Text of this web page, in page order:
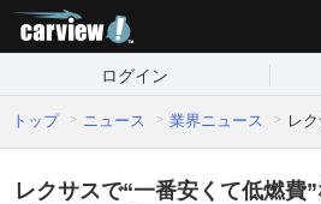
ログイン
トップ ニュース 業界ニュース レ
レクサスで“一番安くて低燃費